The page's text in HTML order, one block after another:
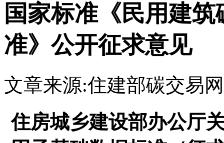
国家标准《民用建
准》公开征求意见
文章来源:住建部碳交易网
住房城乡建设部办公厅